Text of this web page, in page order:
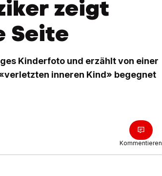
zeigt
Seite
Kinderfoto und erzählt von einer
inneren Kind» begegnet
Kommentieren